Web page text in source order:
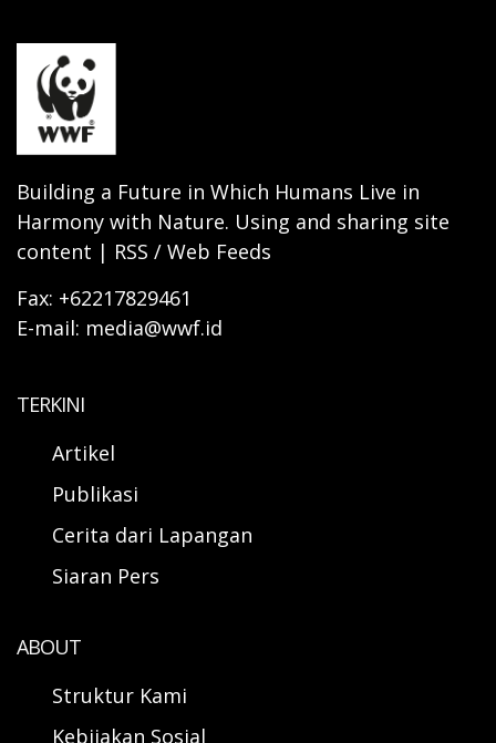
Building a Future in Which Humans Live in
Harmony with Nature. Using and sharing site
content | RSS / Web Feeds
Fax: +62217829461
E-mail: media@wwf.id
TERKINI
Artikel
Publikasi
Cerita dari Lapangan
Siaran Pers
ABOUT
Struktur Kami
Kebijakan Sosial